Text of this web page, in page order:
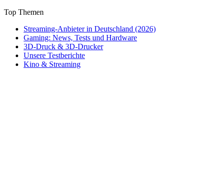
Top Themen
Streaming-Anbieter in Deutschland (2026)
Gaming: News, Tests und Hardware
3D-Druck & 3D-Drucker
Unsere Testberichte
Kino & Streaming